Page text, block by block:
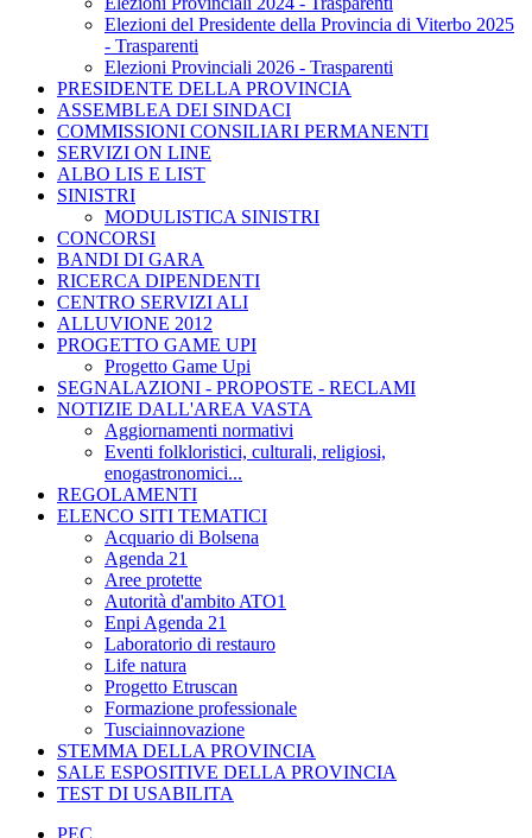
Elezioni del Presidente della Provincia di Viterbo 2025
- Trasparenti
Elezioni Provinciali 2026 - Trasparenti
PRESIDENTE DELLA PROVINCIA
ASSEMBLEA DEI SINDACI
COMMISSIONI CONSILIARI PERMANENTI
SERVIZI ON LINE
ALBO LIS E LIST
SINISTRI
MODULISTICA SINISTRI
CONCORSI
BANDI DI GARA
RICERCA DIPENDENTI
CENTRO SERVIZI ALI
ALLUVIONE 2012
PROGETTO GAME UPI
Progetto Game Upi
SEGNALAZIONI - PROPOSTE - RECLAMI
NOTIZIE DALL'AREA VASTA
Aggiornamenti normativi
Eventi folkloristici, culturali, religiosi,
enogastronomici...
REGOLAMENTI
ELENCO SITI TEMATICI
Acquario di Bolsena
Agenda 21
Aree protette
Autorità d'ambito ATO1
Enpi Agenda 21
Laboratorio di restauro
Life natura
Progetto Etruscan
Formazione professionale
Tusciainnovazione
STEMMA DELLA PROVINCIA
SALE ESPOSITIVE DELLA PROVINCIA
TEST DI USABILITA
PEC